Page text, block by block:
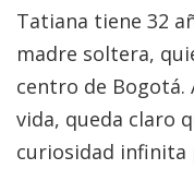
Tatiana tiene 32
madre soltera,
centro de Bogotá.
vida, queda claro
curiosidad infinita